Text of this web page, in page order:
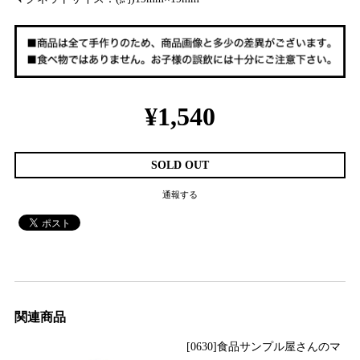
¥1,540
SOLD OUT
通報する
関連商品
[0630]食品サンプル屋さんのマ